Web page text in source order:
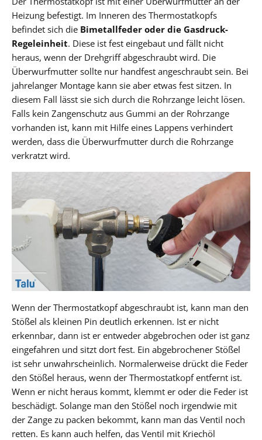
Heizung befestigt. Im Inneren des Thermostatkopfs
befindet sich die Bimetallfeder oder die Gasdruck-
Regeleinheit. Diese ist fest eingebaut und fällt nicht
heraus, wenn der Drehgriff abgeschraubt wird. Die
Überwurfmutter sollte nur handfest angeschraubt sein. Bei
jahrelanger Montage kann sie aber etwas fest sitzen. In
diesem Fall lässt sie sich durch die Rohrzange leicht lösen.
Falls kein Zangenschutz aus Gummi an der Rohrzange
vorhanden ist, kann mit Hilfe eines Lappens verhindert
werden, dass die Überwurfmutter durch die Rohrzange
verkratzt wird.
Wenn der Thermostatkopf abgeschraubt ist, kann man den
Stößel als kleinen Pin deutlich erkennen. Ist er nicht
erkennbar, dann ist er entweder abgebrochen oder ist ganz
eingefahren und sitzt dort fest. Ein abgebrochener Stößel
ist sehr unwahrscheinlich. Normalerweise drückt die Feder
den Stößel heraus, wenn der Thermostatkopf entfernt ist.
Wenn er nicht heraus kommt, klemmt er oder die Feder ist
beschädigt. Solange man den Stößel noch irgendwie mit
der Zange zu packen bekommt, kann man das Ventil noch
retten. Es kann auch helfen, das Ventil mit Kriechöl